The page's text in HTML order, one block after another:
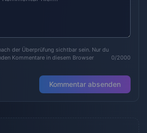
der Überprüfung sichtbar sein. Nur du
Kommentare in diesem Browser
0/2000
Kommentar absenden